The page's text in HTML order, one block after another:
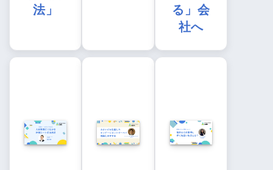
法」
る」会
社へ